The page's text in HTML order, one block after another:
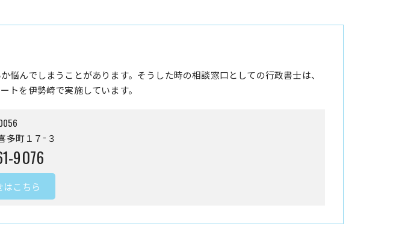
んでしまうことがあります。そうした時の相談窓口としての行政書士は、
トを伊勢崎で実施しています。
多町１７−３
9076
はこちら